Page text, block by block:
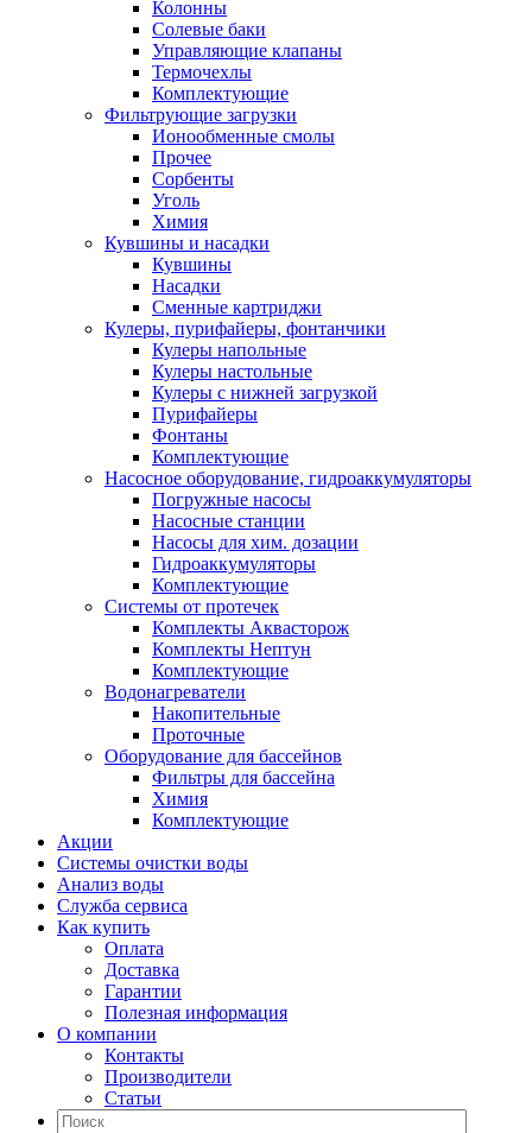
Колонны
Солевые баки
Управляющие клапаны
Термочехлы
Комплектующие
Фильтрующие загрузки
Ионообменные смолы
Прочее
Сорбенты
Уголь
Химия
Кувшины и насадки
Кувшины
Насадки
Сменные картриджи
Кулеры, пурифайеры, фонтанчики
Кулеры напольные
Кулеры настольные
Кулеры с нижней загрузкой
Пурифайеры
Фонтаны
Комплектующие
Насосное оборудование, гидроаккумуляторы
Погружные насосы
Насосные станции
Насосы для хим. дозации
Гидроаккумуляторы
Комплектующие
Системы от протечек
Комплекты Аквасторож
Комплекты Нептун
Комплектующие
Водонагреватели
Накопительные
Проточные
Оборудование для бассейнов
Фильтры для бассейна
Химия
Комплектующие
Акции
Системы очистки воды
Анализ воды
Служба сервиса
Как купить
Оплата
Доставка
Гарантии
Полезная информация
О компании
Контакты
Производители
Статьи